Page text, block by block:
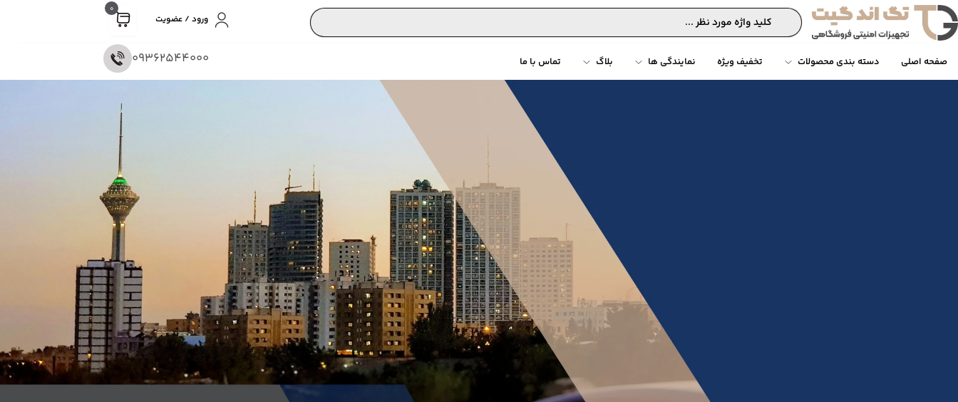
ورود / عضویت
0
صفحه اصلی دسته بندی محصولات تخفیف ویژه نمایندگی ها بلاگ تماس با ما 09362544000